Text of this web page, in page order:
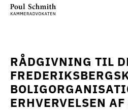
RÅDGIVNING TIL
ERHVERVELSEN